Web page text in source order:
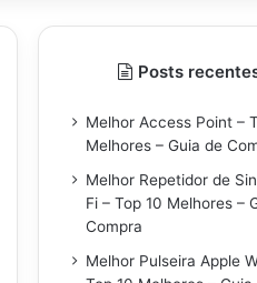
Posts
Melhor Access Point –
Melhores – Guia de
Melhor Repetidor de
Fi – Top 10 Melhores –
Compra
Melhor Pulseira Apple